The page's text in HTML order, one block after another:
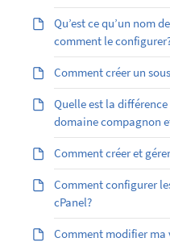
Qu’est ­ce qu’un nom
comment le
Comment créer un
Quelle est la
domaine compagnon
Comment créer et
Comment configurer
cPanel?
Comment modifier ma